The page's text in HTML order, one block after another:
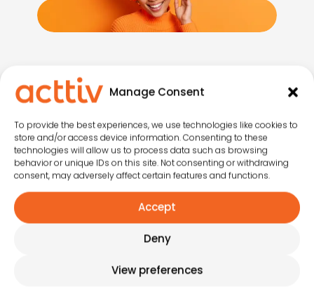
Manage Consent
To provide the best experiences, we use technologies like cookies to
store and/or access device information. Consenting to these
technologies will allow us to process data such as browsing
behavior or unique IDs on this site. Not consenting or withdrawing
consent, may adversely affect certain features and functions.
Accept
Deny
View preferences
CONTACTA
Prueba nuestras
vídeo consultas
ENVÍA UN
VOZ
Te guiamos en 2
minutos
O RELLENA EL
FORMULARIO